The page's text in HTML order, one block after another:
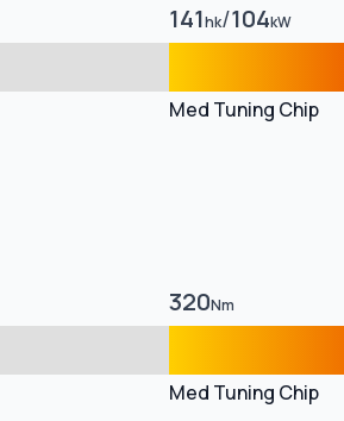
141hk/104kW
Med Tuning Chip
320Nm
Med Tuning Chip